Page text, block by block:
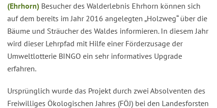
(Ehrhorn) Besucher des Walderlebnis Ehrhorn können sich
auf dem bereits im Jahr 2016 angelegten „Holzweg“ über die
Bäume und Sträucher des Waldes informieren. In diesem Jahr
wird dieser Lehrpfad mit Hilfe einer Förderzusage der
Umweltlotterie BINGO ein sehr informatives Upgrade
erfahren.
Ursprünglich wurde das Projekt durch zwei Absolventen des
Freiwilliges Ökologischen Jahres (FÖJ) bei den Landesforsten